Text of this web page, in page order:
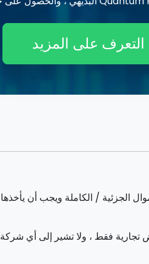
التعرف على المزيد
تجارية فقط ، ولا تشير إلى أي